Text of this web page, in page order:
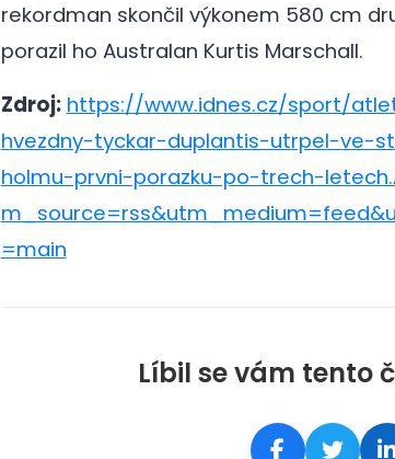
rekordman skončil výkonem 580 cm
porazil ho Australan Kurtis Marschall.
Zdroj: https://www.idnes.cz/sport/
hvezdny-tyckar-duplantis-utrpel-ve-
holmu-prvni-porazku-po-trech-
=main
Líbil se vám tento